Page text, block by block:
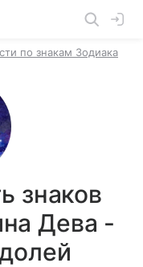
по знакам Зодиака
знаков
Дева -